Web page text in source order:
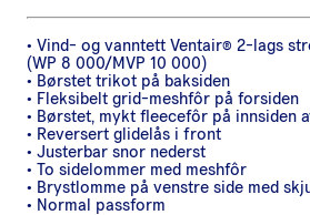
• Vind- og vanntett Ventair® 2-lags
(WP 8 000/MVP 10 000)
• Børstet trikot på baksiden
• Fleksibelt grid-meshfôr på forsiden
• Børstet, mykt fleecefôr på innsiden
• Reversert glidelås i front
• Justerbar snor nederst
• To sidelommer med meshfôr
• Brystlomme på venstre side med
• Normal passform